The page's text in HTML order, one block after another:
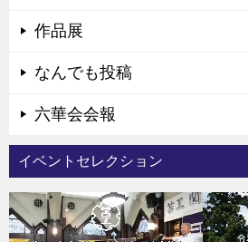
作品展
なんでも投稿
六華会会報
イベントセレクション